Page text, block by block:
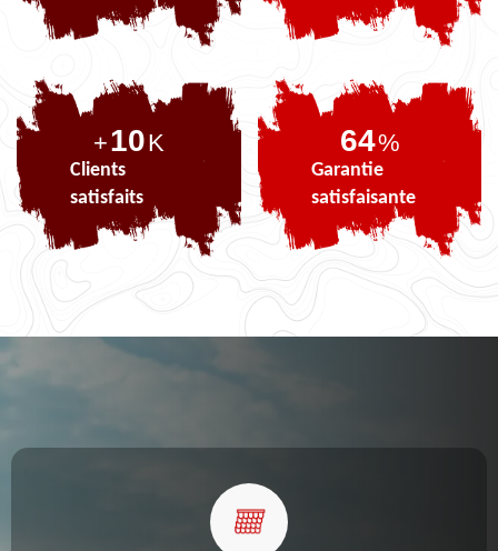
+10K
Clients
satisfaits
81%
Garantie
satisfaisante